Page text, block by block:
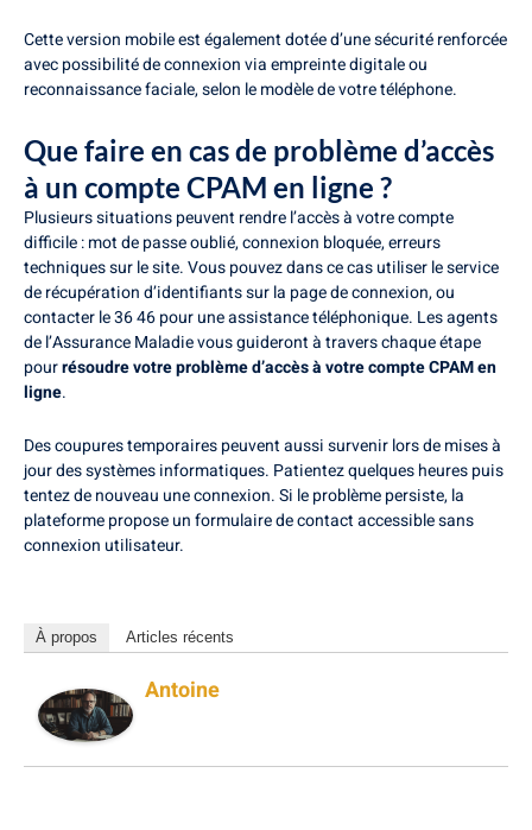
Cette version mobile est également dotée d’une sécurité renforcée
avec possibilité de connexion via empreinte digitale ou
reconnaissance faciale, selon le modèle de votre téléphone.
Que faire en cas de problème d’accès
à un compte CPAM en ligne ?
Plusieurs situations peuvent rendre l’accès à votre compte
difficile : mot de passe oublié, connexion bloquée, erreurs
techniques sur le site. Vous pouvez dans ce cas utiliser le service
de récupération d’identifiants sur la page de connexion, ou
contacter le 36 46 pour une assistance téléphonique. Les agents
de l’Assurance Maladie vous guideront à travers chaque étape
pourrésoudre votre problème d’accès à votre compte CPAM en
ligne.
Des coupures temporaires peuvent aussi survenir lors de mises à
jour des systèmes informatiques. Patientez quelques heures puis
tentez de nouveau une connexion. Si le problème persiste, la
plateforme propose un formulaire de contact accessible sans
connexion utilisateur.
À propos Articles récents
Antoine